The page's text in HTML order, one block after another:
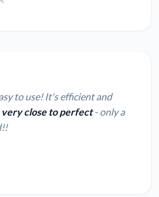
to use! It's efficient and
very close to perfect- only a